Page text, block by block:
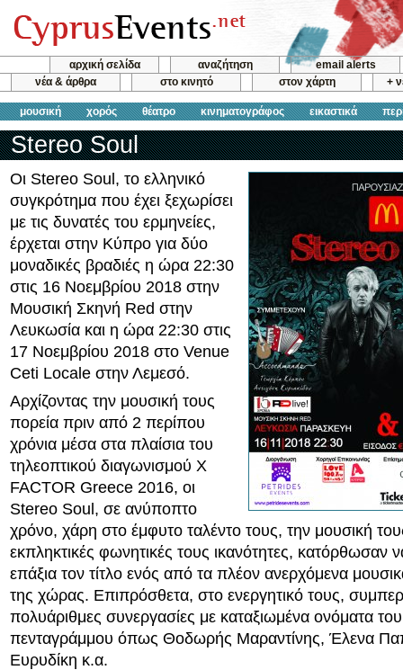
αρχική σελίδα αναζήτηση
email alerts
νέα & άρθρα
στο κινητό στον χάρτη +
μουσική χορός θέατρο κινηματογράφος εικαστικά
Stereo Soul
Oι Stereo Soul, το ελληνικό
συγκρότημα που έχει ξεχωρίσει
με τις δυνατές του ερμηνείες,
έρχεται στην Κύπρο για δύο
μοναδικές βραδιές η ώρα 22:30
στις 16 Νοεμβρίου 2018 στην
Μουσική Σκηνή Red στην
Λευκωσία και η ώρα 22:30 στις
17 Νοεμβρίου 2018 στο Venue
Ceti Locale στην Λεμεσό.
Αρχίζοντας την μουσική τους
πορεία πριν από 2 περίπου
χρόνια μέσα στα πλαίσια του
τηλεοπτικού διαγωνισμού X
FACTOR Greece 2016, oι
Stereo Soul, σε ανύποπτο
χρόνο, χάρη στο έμφυτο ταλέντο τους, την μουσική τους
εκπληκτικές φωνητικές τους ικανότητες, κατόρθωσαν
επάξια τον τίτλο ενός από τα πλέον ανερχόμενα
της χώρας. Επιπρόσθετα, στο ενεργητικό τους,
πολυάριθμες συνεργασίες με καταξιωμένα ονόματα
πενταγράμμου όπως Θοδωρής Μαραντίνης, Έλενα
Ευρυδίκη κ.α.